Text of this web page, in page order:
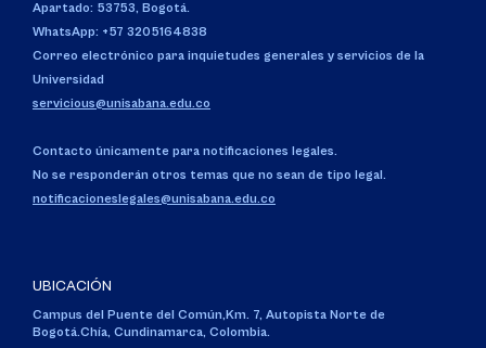
Apartado: 53753, Bogotá.
WhatsApp: +57 3205164838
Correo electrónico para inquietudes generales y servicios de la
Universidad
servicious@unisabana.edu.co
Contacto únicamente para notificaciones legales.
No se responderán otros temas que no sean de tipo legal.
notificacioneslegales@unisabana.edu.co
UBICACIÓN
Campus del Puente del Común,Km. 7, Autopista Norte de
Bogotá.Chía, Cundinamarca, Colombia.